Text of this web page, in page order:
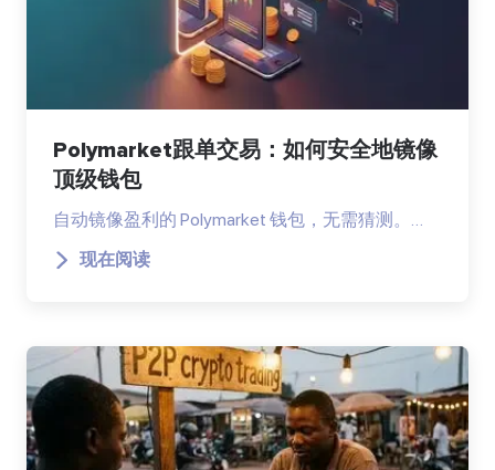
Polymarket跟单交易：如何安全地镜像
顶级钱包
自动镜像盈利的 Polymarket 钱包，无需猜测。…
现在阅读